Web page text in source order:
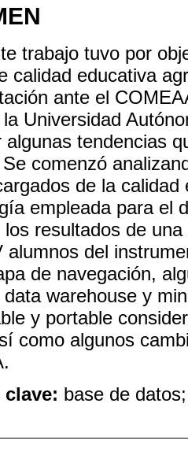
trabajo tuvo por
calidad educativa
ante el
Universidad
algunas tendencias
comenzó
de la
empleada para el
los resultados de
alumnos del
de navegación,
warehouse y
y portable
como algunos
clave: base de